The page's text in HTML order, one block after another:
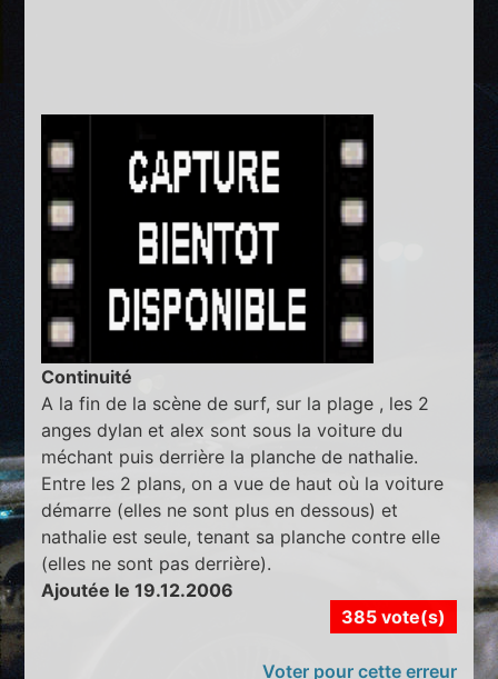
Continuité
A la fin de la scène de surf, sur la plage , les 2
anges dylan et alex sont sous la voiture du
méchant puis derrière la planche de nathalie.
Entre les 2 plans, on a vue de haut où la voiture
démarre (elles ne sont plus en dessous) et
nathalie est seule, tenant sa planche contre elle
(elles ne sont pas derrière).
Ajoutée le 19.12.2006
385 vote(s)
Voter pour cette erreur